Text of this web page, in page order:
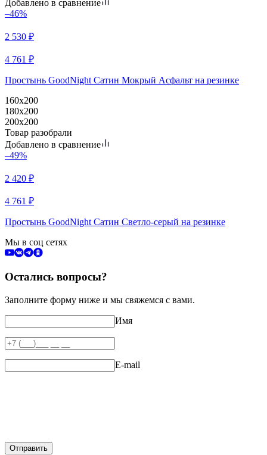
Добавлено в сравнение
–46%
2 530 ₽
4 761 ₽
Простынь GoodNight Сатин Мокрый Асфальт на резинке
160x200
180x200
200x200
Товар разобрали
Добавлено в сравнение
–49%
2 420 ₽
4 761 ₽
Простынь GoodNight Сатин Светло-серый на резинке
Мы в соц сетях
Остались вопросы?
Заполните форму ниже и мы свяжемся с вами.
Имя
E-mail
Отправить